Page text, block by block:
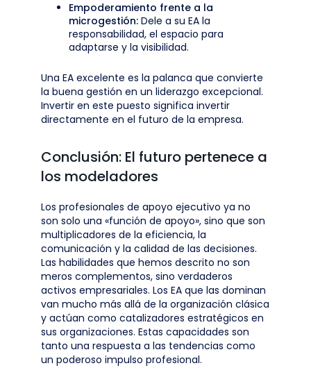
Empoderamiento frente a la
microgestión: Dele a su EA la
responsabilidad, el espacio para
adaptarse y la visibilidad.
Una EA excelente es la palanca que convierte
la buena gestión en un liderazgo excepcional.
Invertir en este puesto significa invertir
directamente en el futuro de la empresa.
Conclusión: El futuro pertenece a
los modeladores
Los profesionales de apoyo ejecutivo ya no
son solo una «función de apoyo», sino que son
multiplicadores de la eficiencia, la
comunicación y la calidad de las decisiones.
Las habilidades que hemos descrito no son
meros complementos, sino verdaderos
activos empresariales. Los EA que las dominan
van mucho más allá de la organización clásica
y actúan como catalizadores estratégicos en
sus organizaciones. Estas capacidades son
tanto una respuesta a las tendencias como
un poderoso impulso profesional.